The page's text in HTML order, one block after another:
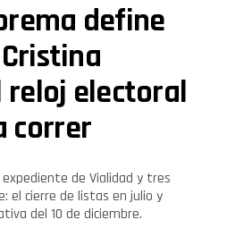
define
reloj electoral
correr
de Vialidad y tres
el cierre de listas en julio y
del 10 de diciembre.